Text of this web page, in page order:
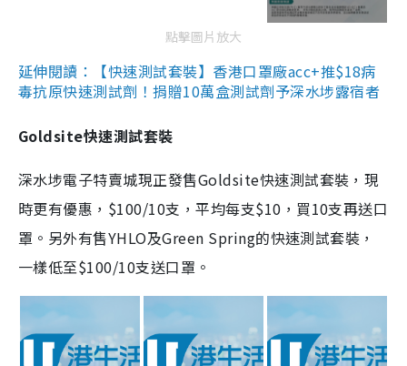
點擊圖片放大
延伸閱讀：【快速測試套裝】香港口罩廠acc+推$18病
毒抗原快速測試劑！捐贈10萬盒測試劑予深水埗露宿者
Goldsite快速測試套裝
深水埗電子特賣城現正發售Goldsite快速測試套裝，現
時更有優惠，$100/10支，平均每支$10，買10支再送口
罩。另外有售YHLO及Green Spring的快速測試套裝，
一樣低至$100/10支送口罩。